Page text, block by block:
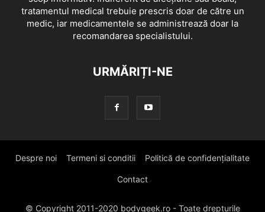
tratamentul medical trebuie prescris doar de către un
medic, iar medicamentele se administrează doar la
recomandarea specialistului.
URMĂRIȚI-NE
Despre noi Termeni si conditii Politică de confidențialitate
Contact
© Copyright 2011-2020 bodygeek.ro - Toate drepturile